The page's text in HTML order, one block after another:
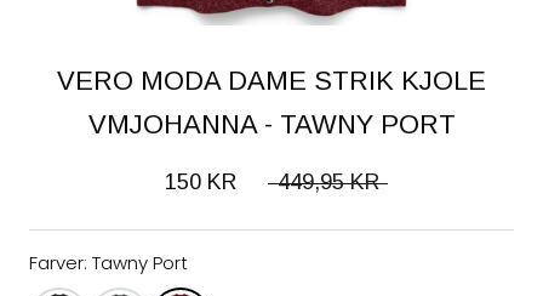
VERO MODA DAME STRIK KJOLE
VMJOHANNA - TAWNY PORT
150 KR 449,95 KR
Farver: Tawny Port